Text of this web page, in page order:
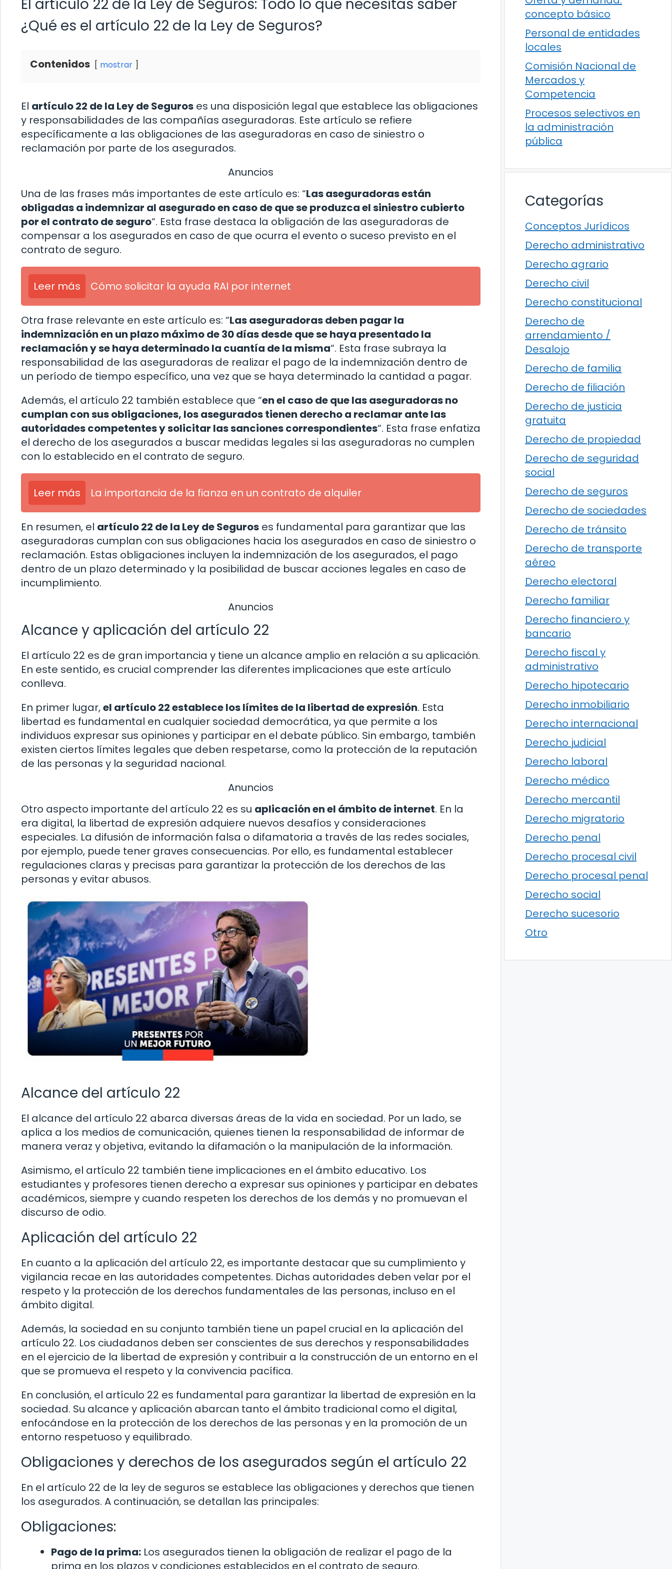
El artículo 22 de la Ley de Seguros: Todo lo que necesitas saber
¿Qué es el artículo 22 de la Ley de Seguros?
Contenidos mostrar
El artículo 22 de la Ley de Seguros es una disposición legal que establece las obligaciones
y responsabilidades de las compañías aseguradoras. Este artículo se refiere
específicamente a las obligaciones de las aseguradoras en caso de siniestro o
reclamación por parte de los asegurados.
Anuncios
Una de las frases más importantes de este artículo es: “Las aseguradoras están
obligadas a indemnizar al asegurado en caso de que se produzca el siniestro cubierto
por el contrato de seguro“. Esta frase destaca la obligación de las aseguradoras de
compensar a los asegurados en caso de que ocurra el evento o suceso previsto en el
contrato de seguro.
Leer más Cómo solicitar la ayuda RAI por internet
Otra frase relevante en este artículo es: “Las aseguradoras deben pagar la
indemnización en un plazo máximo de 30 días desde que se haya presentado la
reclamación y se haya determinado la cuantía de la misma“. Esta frase subraya la
responsabilidad de las aseguradoras de realizar el pago de la indemnización dentro de
un período de tiempo específico, una vez que se haya determinado la cantidad a pagar.
Además, el artículo 22 también establece que “en el caso de que las aseguradoras no
cumplan con sus obligaciones, los asegurados tienen derecho a reclamar ante las
autoridades competentes y solicitar las sanciones correspondientes“. Esta frase enfatiza
el derecho de los asegurados a buscar medidas legales si las aseguradoras no cumplen
con lo establecido en el contrato de seguro.
Leer más La importancia de la fianza en un contrato de alquiler
En resumen, el artículo 22 de la Ley de Seguros es fundamental para garantizar que las
aseguradoras cumplan con sus obligaciones hacia los asegurados en caso de siniestro o
reclamación. Estas obligaciones incluyen la indemnización de los asegurados, el pago
dentro de un plazo determinado y la posibilidad de buscar acciones legales en caso de
incumplimiento.
Anuncios
Alcance y aplicación del artículo 22
El artículo 22 es de gran importancia y tiene un alcance amplio en relación a su aplicación.
En este sentido, es crucial comprender las diferentes implicaciones que este artículo
conlleva.
En primer lugar,el artículo 22 establece los límites de la libertad de expresión. Esta
libertad es fundamental en cualquier sociedad democrática, ya que permite a los
individuos expresar sus opiniones y participar en el debate público. Sin embargo, también
existen ciertos límites legales que deben respetarse, como la protección de la reputación
de las personas y la seguridad nacional.
Anuncios
Otro aspecto importante del artículo 22 es su aplicación en el ámbito de internet. En la
era digital, la libertad de expresión adquiere nuevos desafíos y consideraciones
especiales. La difusión de información falsa o difamatoria a través de las redes sociales,
por ejemplo, puede tener graves consecuencias. Por ello, es fundamental establecer
regulaciones claras y precisas para garantizar la protección de los derechos de las
personas y evitar abusos.
Alcance del artículo 22
El alcance del artículo 22 abarca diversas áreas de la vida en sociedad. Por un lado, se
aplica a los medios de comunicación, quienes tienen la responsabilidad de informar de
manera veraz y objetiva, evitando la difamación o la manipulación de la información.
Asimismo, el artículo 22 también tiene implicaciones en el ámbito educativo. Los
estudiantes y profesores tienen derecho a expresar sus opiniones y participar en debates
académicos, siempre y cuando respeten los derechos de los demás y no promuevan el
discurso de odio.
Aplicación del artículo 22
En cuanto a la aplicación del artículo 22, es importante destacar que su cumplimiento y
vigilancia recae en las autoridades competentes. Dichas autoridades deben velar por el
respeto y la protección de los derechos fundamentales de las personas, incluso en el
ámbito digital.
Además, la sociedad en su conjunto también tiene un papel crucial en la aplicación del
artículo 22. Los ciudadanos deben ser conscientes de sus derechos y responsabilidades
en el ejercicio de la libertad de expresión y contribuir a la construcción de un entorno en el
que se promueva el respeto y la convivencia pacífica.
En conclusión, el artículo 22 es fundamental para garantizar la libertad de expresión en la
sociedad. Su alcance y aplicación abarcan tanto el ámbito tradicional como el digital,
enfocándose en la protección de los derechos de las personas y en la promoción de un
entorno respetuoso y equilibrado.
Obligaciones y derechos de los asegurados según el artículo 22
En el artículo 22 de la ley de seguros se establece las obligaciones y derechos que tienen
los asegurados. A continuación, se detallan las principales:
Obligaciones:
Pago de la prima: Los asegurados tienen la obligación de realizar el pago de la
prima en los plazos y condiciones establecidos en el contrato de seguro.
concepto básico
Personal de entidades
locales
Comisión Nacional de
Mercados y
Competencia
Procesos selectivos en
la administración
pública
Categorías
Conceptos Jurídicos
Derecho administrativo
Derecho agrario
Derecho civil
Derecho constitucional
Derecho de
arrendamiento /
Desalojo
Derecho de familia
Derecho de filiación
Derecho de justicia
gratuita
Derecho de propiedad
Derecho de seguridad
social
Derecho de seguros
Derecho de sociedades
Derecho de tránsito
Derecho de transporte
aéreo
Derecho electoral
Derecho familiar
Derecho financiero y
bancario
Derecho fiscal y
administrativo
Derecho hipotecario
Derecho inmobiliario
Derecho internacional
Derecho judicial
Derecho laboral
Derecho médico
Derecho mercantil
Derecho migratorio
Derecho penal
Derecho procesal civil
Derecho procesal penal
Derecho social
Derecho sucesorio
Otro